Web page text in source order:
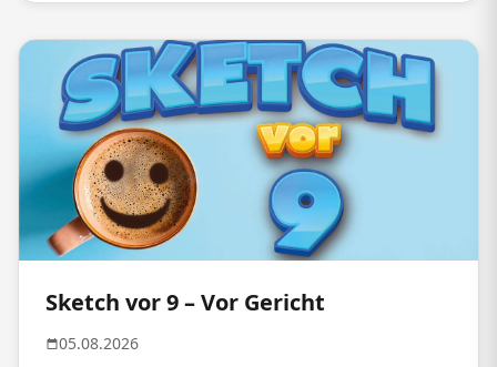
Sketch vor 9 – Vor Gericht
05.08.2026